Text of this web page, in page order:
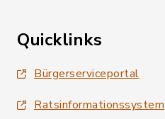
Quicklinks
Bürgerserviceportal
Ratsinformationssystem